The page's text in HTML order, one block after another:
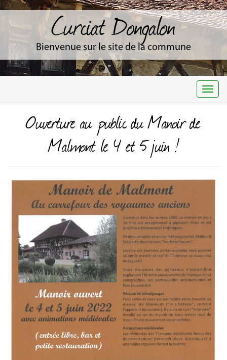
Curciat Dongalon
Bienvenue sur le site de la commune
Ouverture au public du Manoir de
Malmont le 4 et 5 juin !